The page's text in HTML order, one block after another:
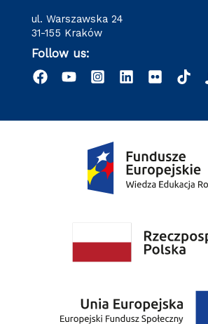
ul. Warszawska 24
31-155 Kraków
Follow us: